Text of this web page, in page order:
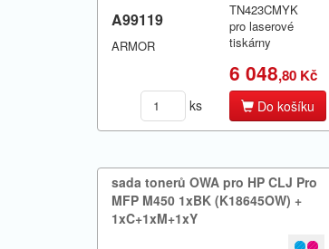
A99119
ARMOR
TN423CMYK
pro laserové
tiskárny
6 048,80 Kč
ks Do košíku
sada tonerů OWA pro HP CLJ Pro
MFP M450 1xBK (K18645OW) +​
1xC+​1xM+​1xY